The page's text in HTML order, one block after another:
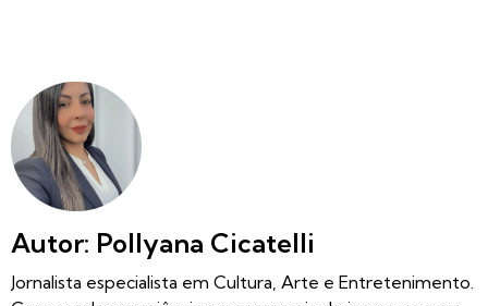
Autor: Pollyana Cicatelli
Jornalista especialista em Cultura, Arte e Entretenimento.